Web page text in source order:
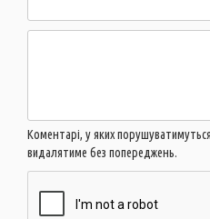
Коментарі, у яких порушуватимуться
видалятиме без попереджень.